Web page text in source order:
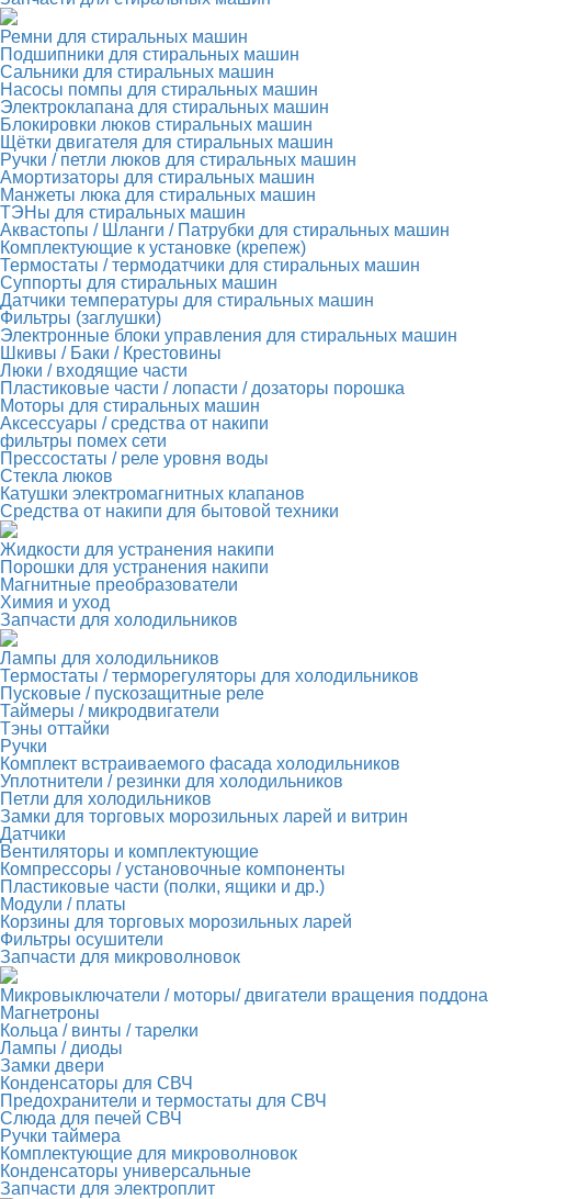
Ремни для стиральных машин
Подшипники для стиральных машин
Сальники для стиральных машин
Насосы помпы для стиральных машин
Электроклапана для стиральных машин
Блокировки люков стиральных машин
Щётки двигателя для стиральных машин
Ручки / петли люков для стиральных машин
Амортизаторы для стиральных машин
Манжеты люка для стиральных машин
ТЭНы для стиральных машин
Аквастопы / Шланги / Патрубки для стиральных машин
Комплектующие к установке (крепеж)
Термостаты / термодатчики для стиральных машин
Суппорты для стиральных машин
Датчики температуры для стиральных машин
Фильтры (заглушки)
Электронные блоки управления для стиральных машин
Шкивы / Баки / Крестовины
Люки / входящие части
Пластиковые части / лопасти / дозаторы порошка
Моторы для стиральных машин
Аксессуары / средства от накипи
фильтры помех сети
Прессостаты / реле уровня воды
Стекла люков
Катушки электромагнитных клапанов
Средства от накипи для бытовой техники
Жидкости для устранения накипи
Порошки для устранения накипи
Магнитные преобразователи
Химия и уход
Запчасти для холодильников
Лампы для холодильников
Термостаты / терморегуляторы для холодильников
Пусковые / пускозащитные реле
Таймеры / микродвигатели
Тэны оттайки
Ручки
Комплект встраиваемого фасада холодильников
Уплотнители / резинки для холодильников
Петли для холодильников
Замки для торговых морозильных ларей и витрин
Датчики
Вентиляторы и комплектующие
Компрессоры / установочные компоненты
Пластиковые части (полки, ящики и др.)
Модули / платы
Корзины для торговых морозильных ларей
Фильтры осушители
Запчасти для микроволновок
Микровыключатели / моторы/ двигатели вращения поддона
Магнетроны
Кольца / винты / тарелки
Лампы / диоды
Замки двери
Конденсаторы для СВЧ
Предохранители и термостаты для СВЧ
Слюда для печей СВЧ
Ручки таймера
Комплектующие для микроволновок
Конденсаторы универсальные
Запчасти для электроплит